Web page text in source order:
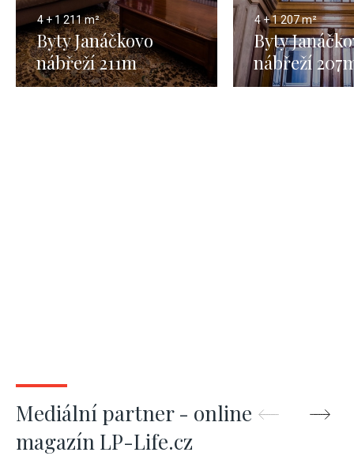
4 + 1 211 m²
Byty Janáčkovo
nábřeží 211m
4 + 1207 m²
Byty
nábřeží
Mediální partner - online
magazín LP-Life.cz